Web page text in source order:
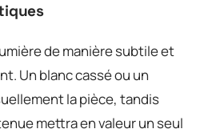
de manière subtile et
Un blanc cassé ou un
la pièce, tandis
mettra en valeur un seul